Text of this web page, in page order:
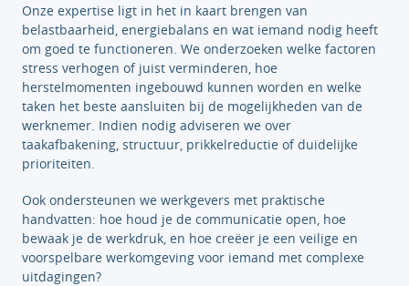
Onze expertise ligt in het in kaart brengen van
belastbaarheid, energiebalans en wat iemand nodig heeft
om goed te functioneren. We onderzoeken welke factoren
stress verhogen of juist verminderen, hoe
herstelmomenten ingebouwd kunnen worden en welke
taken het beste aansluiten bij de mogelijkheden van de
werknemer. Indien nodig adviseren we over
taakafbakening, structuur, prikkelreductie of duidelijke
prioriteiten.
Ook ondersteunen we werkgevers met praktische
handvatten: hoe houd je de communicatie open, hoe
bewaak je de werkdruk, en hoe creëer je een veilige en
voorspelbare werkomgeving voor iemand met complexe
uitdagingen?